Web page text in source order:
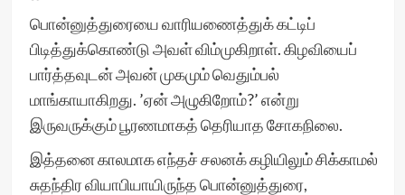
பொன்னுத்துரையை வாரியணைத்துக் கட்டிப்
பிடித்துக்கொண்டு அவள் விம்முகிறாள். கிழவியைப்
பார்த்தவுடன் அவன் முகமும் வெதும்பல்
மாங்காயாகிறது. ’ஏன் அழுகிறோம்?’ என்று
இருவருக்கும் பூரணமாகத் தெரியாத சோகநிலை.
இத்தனை காலமாக எந்தச் சலனக் கழியிலும் சிக்காமல்
சுதந்திர வியாபியாயிருந்த பொன்னுத்துரை,